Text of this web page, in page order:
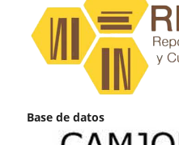
Base de datos